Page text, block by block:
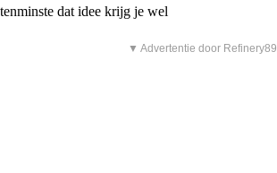
tenminste dat idee krijg je wel
▼ Advertentie door Refinery89